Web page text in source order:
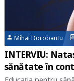
Mihai Dorobantu
INTERVIU:
sănătate în